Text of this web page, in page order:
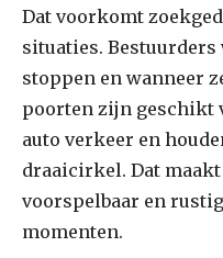
Dat voorkomt
situaties. Bestuurders
stoppen en wanneer
poorten zijn geschikt
auto verkeer en
draaicirkel. Dat
voorspelbaar en
momenten.